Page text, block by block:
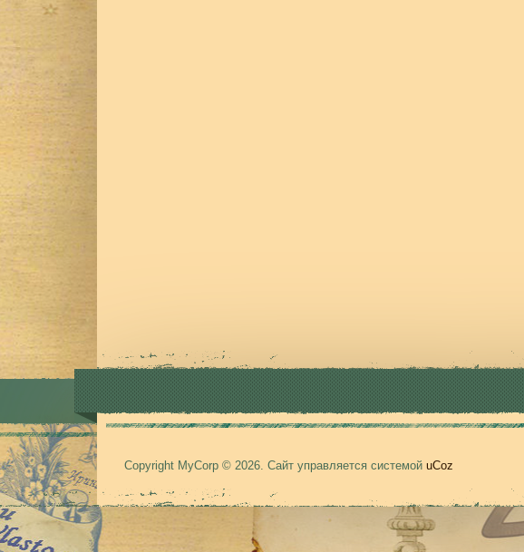
Copyright MyCorp © 2026. Сайт управляется системой uCoz